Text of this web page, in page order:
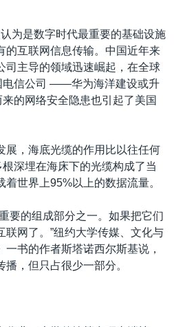
为是数字时代最重要的基础设施
的互联网信息传输。中国近年来
司主导的领域迅速崛起，在全球
电信公司 ——华为海洋建设或升
的网络安全隐患也引起了美国
展，海底光缆的作用比以往任何
深埋在海床下的光缆构成了当
世界上95%以上的数据流量。
要的组成部分之一。如果把它们
联网了。”纽约大学传媒、文化与
书的作者斯塔诺西尔斯基说，
，但只占很少一部分。